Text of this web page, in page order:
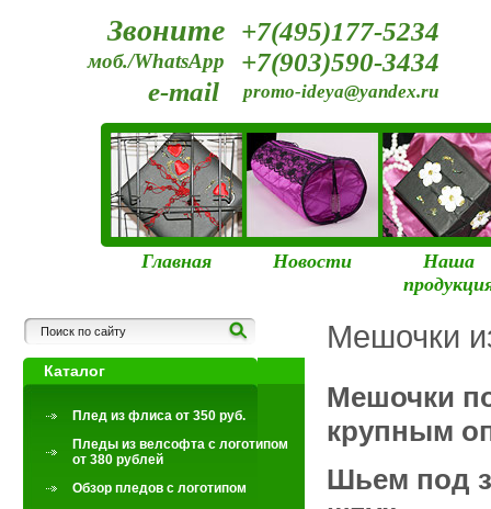
+7(495)177-5234
+7(903)590-3434
e-mail
promo-ideya@yandex.ru
Главная Новости
Наша
Каталог
Плед из флиса от 350 руб.
Пледы из велсофта с логотипом
от 380 рублей
Обзор пледов с логотипом
Мешочки
Мешочки
крупным
Шьем под